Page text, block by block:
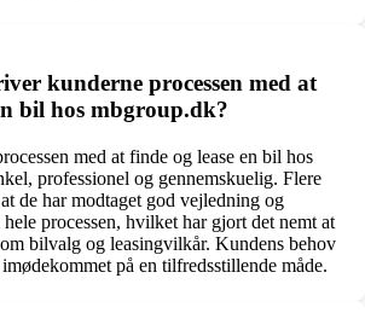
kunderne processen med at
bil hos mbgroup.dk?
med at finde og lease en bil hos
professionel og gennemskuelig. Flere
de har modtaget god vejledning og
processen, hvilket har gjort det nemt at
bilvalg og leasingvilkår. Kundens behov
på en tilfredsstillende måde.